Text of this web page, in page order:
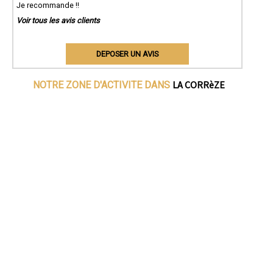
Je recommande !!
Voir tous les avis clients
DEPOSER UN AVIS
NOTRE ZONE D'ACTIVITE DANS LA CORRèZE